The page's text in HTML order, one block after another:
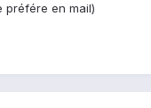
préfére en mail)